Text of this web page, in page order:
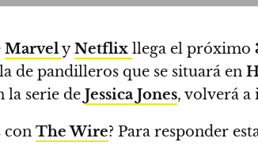
MarvelyNetflix llega el próximo
de pandilleros que se situará en
la serie de Jessica Jones, volverá
con The Wire? Para responder